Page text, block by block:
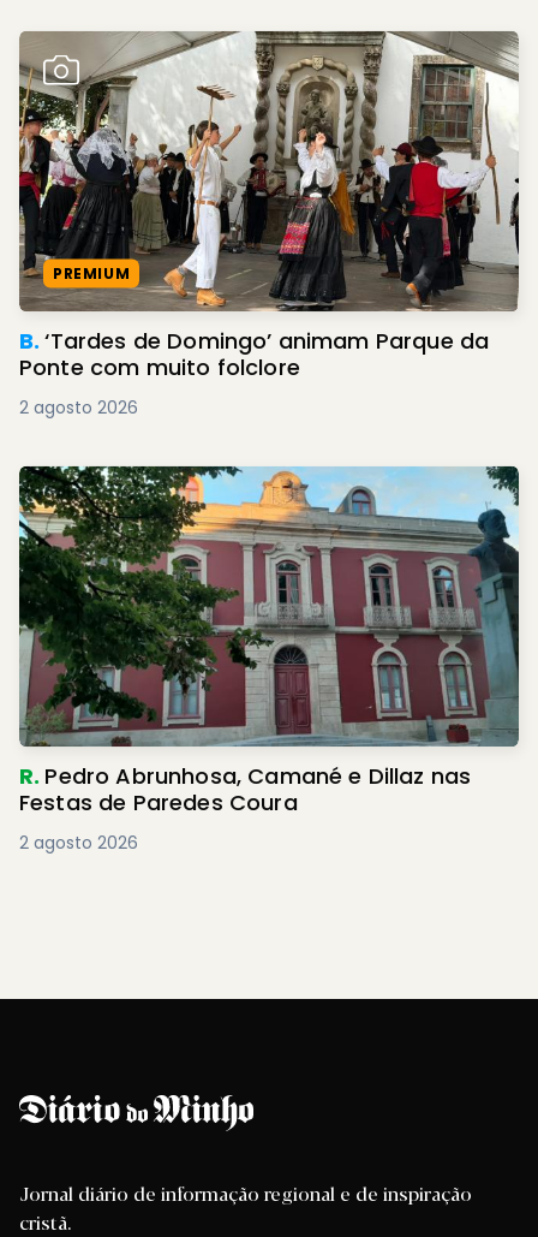
PREMIUM
B.‘Tardes de Domingo’ animam Parque da
Ponte com muito folclore
2 agosto 2026
R. Pedro Abrunhosa, Camané e Dillaz nas
Festas de Paredes Coura
2 agosto 2026
Jornal diário de informação regional e de inspiração
cristã.